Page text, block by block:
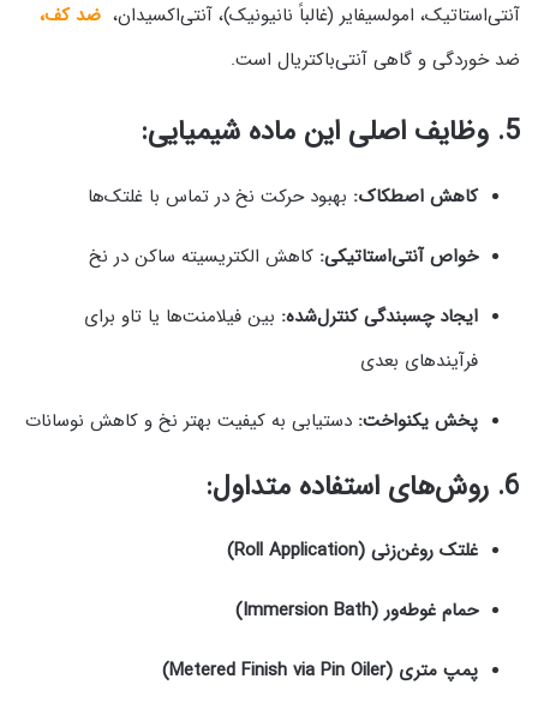
آنتی‌استاتیک، امولسیفایر (غالباً نانیونیک)، آنتی‌اکسیدان، ضد کف،
ضد خوردگی و گاهی آنتی‌باکتریال است.
5. وظایف اصلی این ماده شیمیایی:
کاهش اصطکاک: بهبود حرکت نخ در تماس با غلتک‌ها
خواص آنتی‌استاتیکی: کاهش الکتریسیته ساکن در نخ
ایجاد چسبندگی کنترل‌شده: بین فیلامنت‌ها یا تاو برای
فرآیندهای بعدی
پخش یکنواخت: دستیابی به کیفیت بهتر نخ و کاهش نوسانات
6. روش‌های استفاده متداول:
غلتک روغن‌زنی (Roll Application)
حمام غوطه‌ور (Immersion Bath)
پمپ متری (Metered Finish via Pin Oiler)